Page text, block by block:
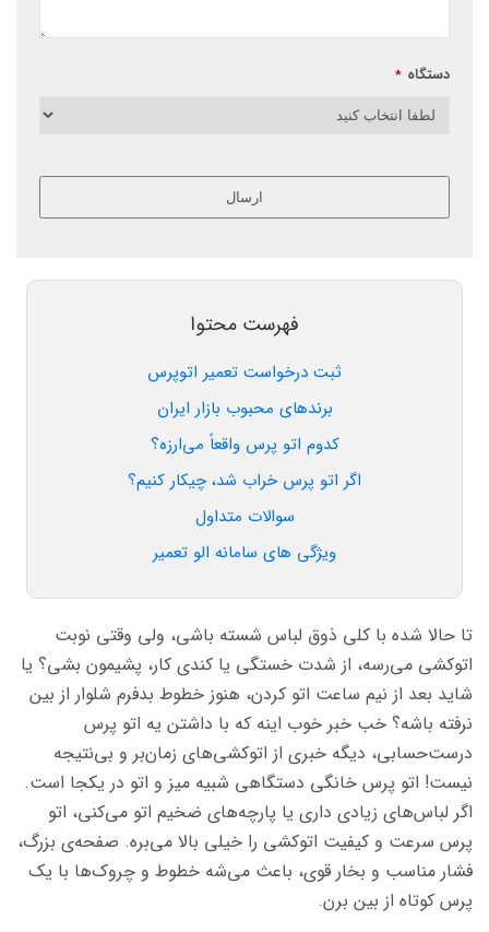
دستگاه *
ارسال
فهرست محتوا
ثبت درخواست تعمیر اتوپرس
برندهای محبوب بازار ایران
کدوم اتو پرس واقعاً می‌ارزه؟
اگر اتو پرس خراب شد، چیکار کنیم؟
سوالات متداول
ویژگی های سامانه الو تعمیر
تا حالا شده با کلی ذوق لباس شسته باشی، ولی وقتی نوبت
اتوکشی می‌رسه، از شدت خستگی یا کندی کار، پشیمون بشی؟ یا
شاید بعد از نیم ساعت اتو کردن، هنوز خطوط بدفرم شلوار از بین
نرفته باشه؟ خب خبر خوب اینه که با داشتن یه اتو پرس
درست‌حسابی، دیگه خبری از اتوکشی‌های زمان‌بر و بی‌نتیجه
نیست! اتو پرس خانگی دستگاهی شبیه میز و اتو در یکجا است.
اگر لباس‌های زیادی داری یا پارچه‌های ضخیم اتو می‌کنی، اتو
پرس سرعت و کیفیت اتوکشی را خیلی بالا می‌بره. صفحه‌ی بزرگ،
فشار مناسب و بخار قوی، باعث می‌شه خطوط و چروک‌ها با یک
پرس کوتاه از بین برن.